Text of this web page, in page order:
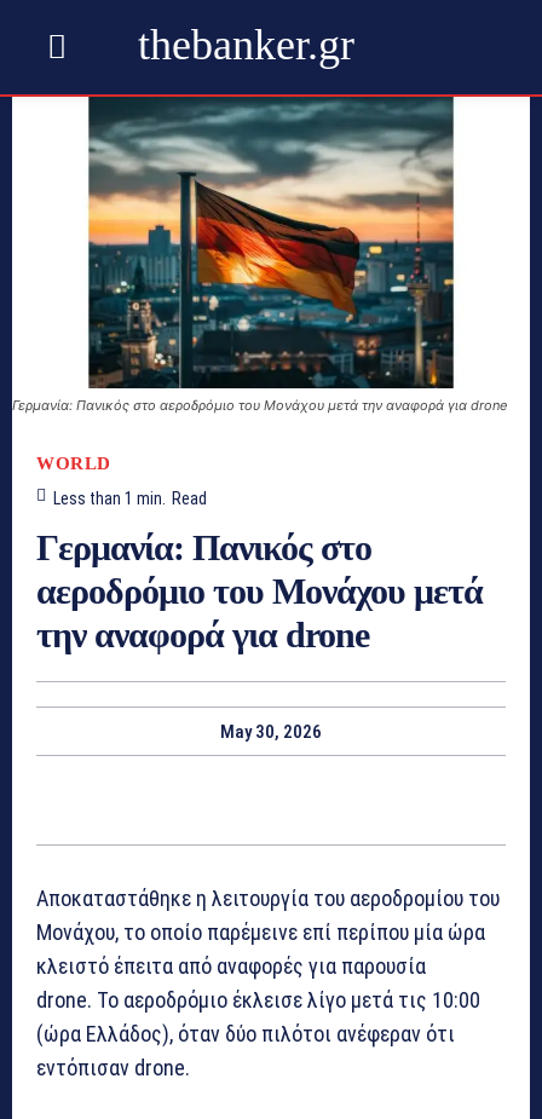
thebanker.gr
Γερμανία: Πανικός στο αεροδρόμιο του Μονάχου μετά την αναφορά για drone
WORLD
Less than 1 min. Read
Γερμανία: Πανικός στο
αεροδρόμιο του Μονάχου μετά
την αναφορά για drone
May 30, 2026
Αποκαταστάθηκε η λειτουργία του αεροδρομίου του
Μονάχου, το οποίο παρέμεινε επί περίπου μία ώρα
κλειστό έπειτα από αναφορές για παρουσία
drone. Το αεροδρόμιο έκλεισε λίγο μετά τις 10:00
(ώρα Ελλάδος), όταν δύο πιλότοι ανέφεραν ότι
εντόπισαν drone.